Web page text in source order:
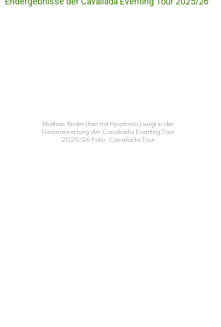
Mathies Rüder (hier mit Hjoptimus) siegt in der
Gesamtwertung der Cavaliada Eventing Tour
2025/26 Foto: Cavaliada Tour